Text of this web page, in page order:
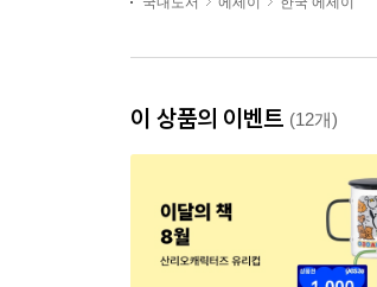
이 상품의 이벤트 (12개)